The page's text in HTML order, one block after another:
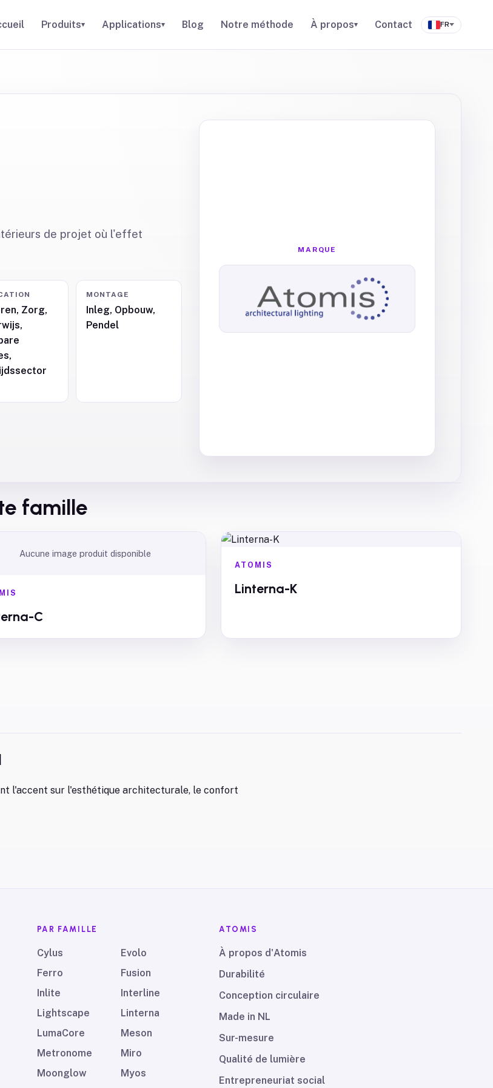
Produits▾ Applications▾ Blog Notre méthode À propos▾ Contact FR
de projet où l'effet
Zorg,
MONTAGE
Inleg, Opbouw,
Pendel
MARQUE
famille
Aucune image produit disponible
C
ATOMIS
Linterna-K
l'accent sur l'esthétique architecturale, le confort
PAR FAMILLE
Cylus
Evolo
Ferro
Fusion
Inlite
Interline
Lightscape
Linterna
LumaCore
Meson
Metronome
Miro
Moonglow
Myos
ATOMIS
À propos d'Atomis
Durabilité
Conception circulaire
Made in NL
Sur-mesure
Qualité de lumière
Entrepreneuriat social